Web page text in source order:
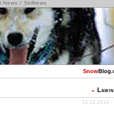
News / SkiNews
SnowBlog
»
12.12.2010 -